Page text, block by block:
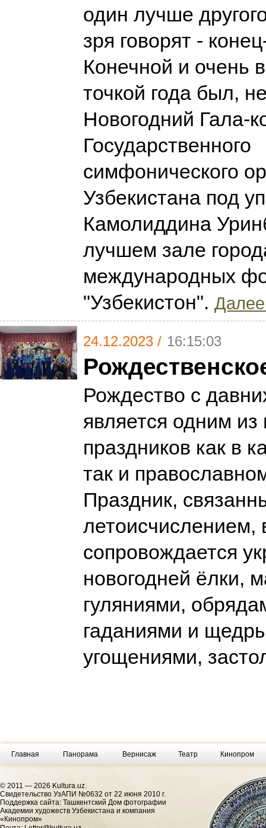
один лучше
зря говорят -
Конечной и очень
точкой года был,
Новогодний Гала-
Государственного
симфонического
Узбекистана под
Камолиддина
лучшем зале
международных
"Узбекистон".
24.12.2023 / 16:15:03
Рождество с
является одним из
праздников как в
так и
Праздник,
летоисчислением,
сопровождается
новогодней ёлки,
гуляниями,
гаданиями и
угощениями,
Главная Панорама Вернисаж Театр Кинопром
© 2011 — 2026 Kultura.uz.
Cвидетельство УзАПИ №0632 от 22 июня 2010 г.
Поддержка сайта: Ташкентский Дом фотографии
Академии художеств Узбекистана и компания
«Кинопром»